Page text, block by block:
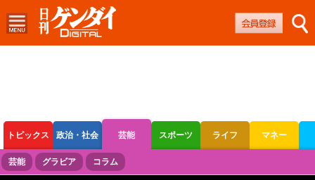
トピックス 政治・社会 芸能 スポーツ ライフ マネー
ボートレース 競輪 オートレース
芸能 グラビア コラム